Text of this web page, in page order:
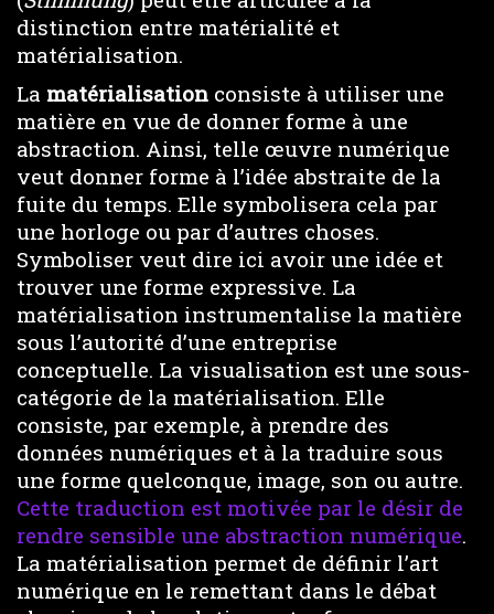
distinction entre matérialité et
matérialisation.
La matérialisation consiste à utiliser une
matière en vue de donner forme à une
abstraction. Ainsi, telle œuvre numérique
veut donner forme à l’idée abstraite de la
fuite du temps. Elle symbolisera cela par
une horloge ou par d’autres choses.
Symboliser veut dire ici avoir une idée et
trouver une forme expressive. La
matérialisation instrumentalise la matière
sous l’autorité d’une entreprise
conceptuelle. La visualisation est une sous-
catégorie de la matérialisation. Elle
consiste, par exemple, à prendre des
données numériques et à la traduire sous
une forme quelconque, image, son ou autre.
Cette traduction est motivée par le désir de
rendre sensible une abstraction numérique.
La matérialisation permet de définir l’art
numérique en le remettant dans le débat